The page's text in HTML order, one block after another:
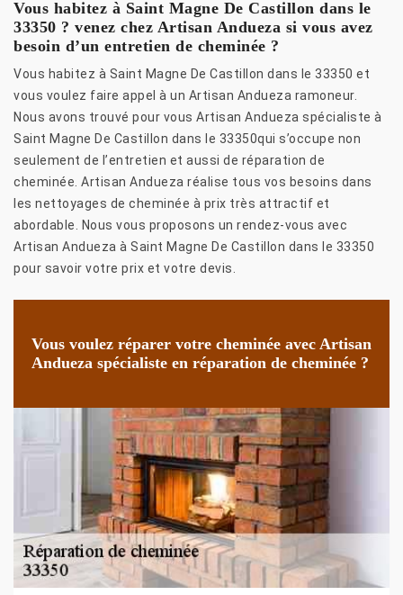
Vous habitez à Saint Magne De Castillon dans le
33350 ? venez chez Artisan Andueza si vous avez
besoin d’un entretien de cheminée ?
Vous habitez à Saint Magne De Castillon dans le 33350 et
vous voulez faire appel à un Artisan Andueza ramoneur.
Nous avons trouvé pour vous Artisan Andueza spécialiste à
Saint Magne De Castillon dans le 33350qui s’occupe non
seulement de l’entretien et aussi de réparation de
cheminée. Artisan Andueza réalise tous vos besoins dans
les nettoyages de cheminée à prix très attractif et
abordable. Nous vous proposons un rendez-vous avec
Artisan Andueza à Saint Magne De Castillon dans le 33350
pour savoir votre prix et votre devis.
Vous voulez réparer votre cheminée avec Artisan
Andueza spécialiste en réparation de cheminée ?